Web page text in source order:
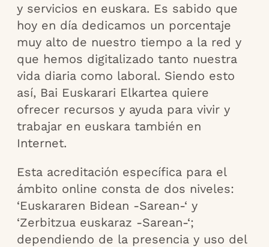
y servicios en euskara. Es sabido que
hoy en día dedicamos un porcentaje
muy alto de nuestro tiempo a la red y
que hemos digitalizado tanto nuestra
vida diaria como laboral. Siendo esto
así, Bai Euskarari Elkartea quiere
ofrecer recursos y ayuda para vivir y
trabajar en euskara también en
Internet.
Esta acreditación específica para el
ámbito online consta de dos niveles:
‘Euskararen Bidean -Sarean-‘ y
‘Zerbitzua euskaraz -Sarean-‘;
dependiendo de la presencia y uso del